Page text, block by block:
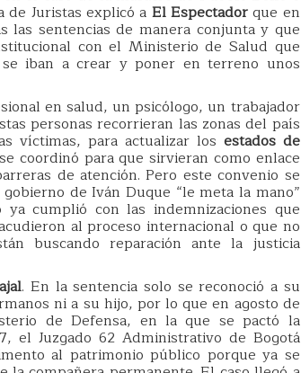
de Juristas explicó a El Espectadorque en
las sentencias de manera conjunta y que
con el Ministerio de Salud que
iban a crear y poner en terreno unos
en salud, un psicólogo, un trabajador
personas recorrieran las zonas del país
víctimas, para actualizar los estados de
coordinó para que sirvieran como enlace
de atención. Pero este convenio se
de Iván Duque “le meta la mano”
cumplió con las indemnizaciones que
al proceso internacional o que no
buscando reparación ante la justicia
. En la sentencia solo se reconoció a su
ni a su hijo, por lo que en agosto de
de Defensa, en la que se pactó la
el Juzgado 62 Administrativo de Bogotá
al patrimonio público porque ya se